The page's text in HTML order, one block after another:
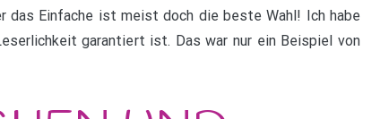
das Einfache ist meist doch die beste Wahl! Ich habe
garantiert ist. Das war nur ein Beispiel von